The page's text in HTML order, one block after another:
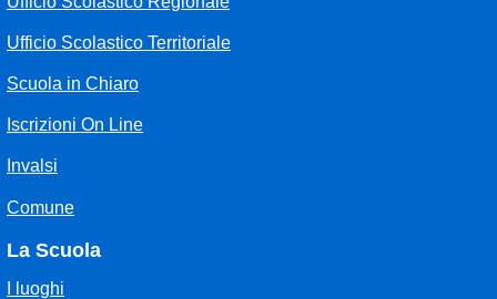
Ufficio Scolastico Territoriale
Scuola in Chiaro
Iscrizioni On Line
Invalsi
Comune
La Scuola
I luoghi